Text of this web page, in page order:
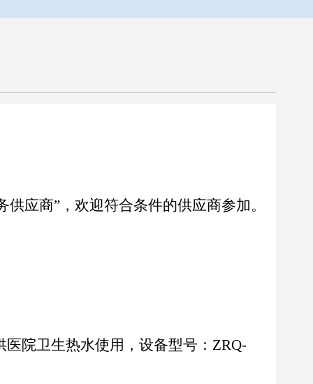
供应商”， 欢迎符合条件的供应商参加。
院卫生热水使用，设备型号： ZRQ-